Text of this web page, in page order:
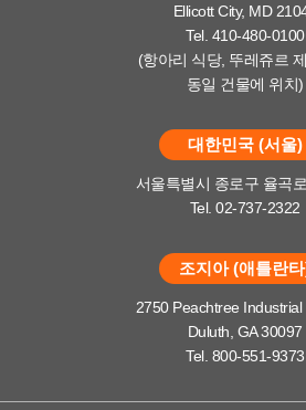
Ellicott City, MD
Tel. 410-480-0100
(항아리 식당, 뚜레쥬르
동일 건물에 위치)
대한민국 (서울)
서울특별시 종로구 율곡
Tel. 02-737-2322
조지아 (애틀란
2750 Peachtree Industrial
Duluth, GA 30097
Tel. 800-551-9373